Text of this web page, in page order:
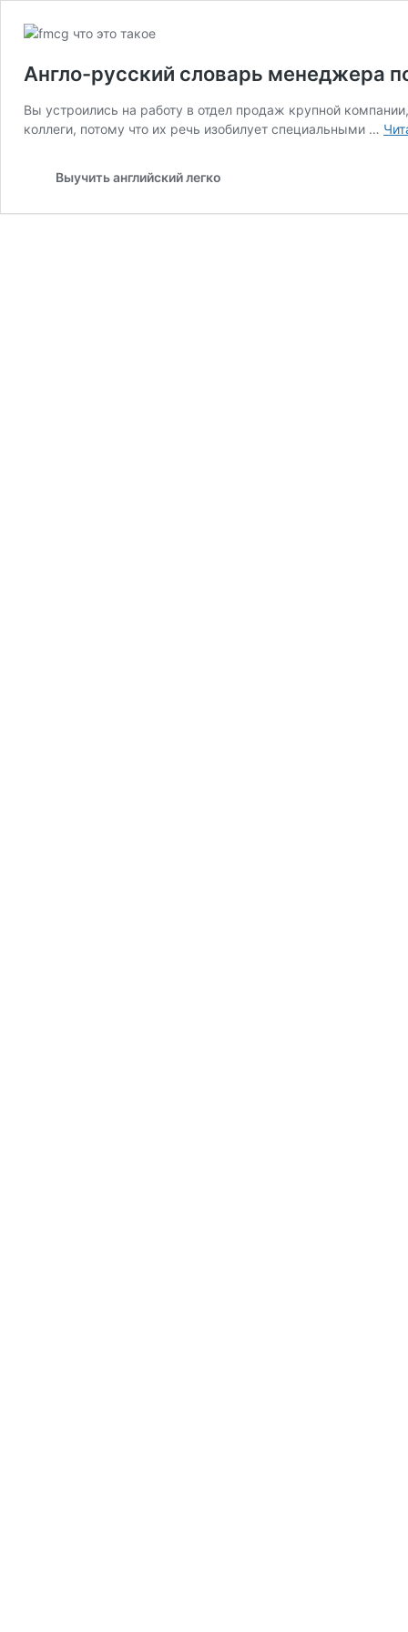
Англо-русский словарь менеджера
Вы устроились на работу в отдел продаж крупной
коллеги, потому что их речь изобилует специальными …
Выучить английский легко